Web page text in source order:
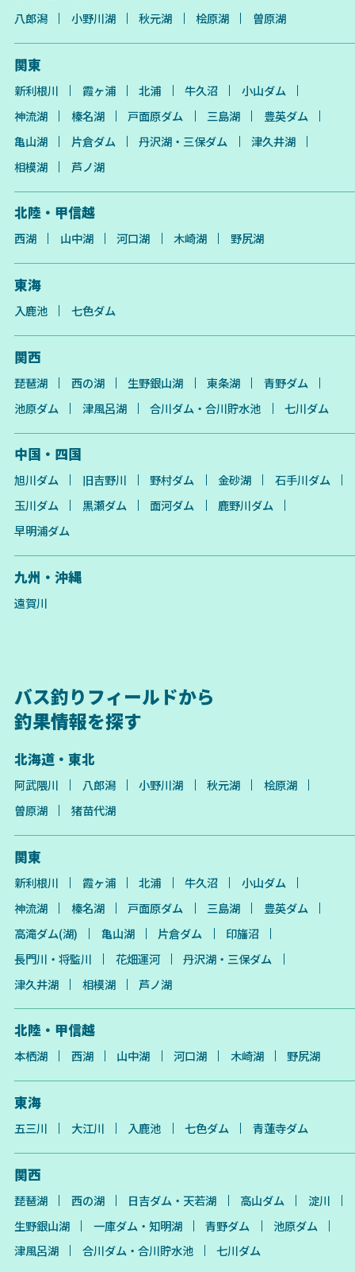
八郎潟 小野川湖 秋元湖 桧原湖 曽原湖
関東
新利根川 霞ヶ浦 北浦 牛久沼
小山ダム
神流湖
榛名湖 戸面原ダム 三島湖
豊英ダム
亀山湖
片倉ダム 丹沢湖・三保ダム
津久井湖
相模湖
芦ノ湖
北陸・甲信越
西湖 山中湖 河口湖 木崎湖 野尻湖
東海
入鹿池 七色ダム
関西
琵琶湖 西の湖 生野銀山湖 東条湖
青野ダム
池原ダム
津風呂湖 合川ダム・合川貯水池 七川ダム
中国・四国
旭川ダム 旧吉野川 野村ダム 金砂湖
石手川ダム
玉川ダム
黒瀬ダム 面河ダム
鹿野川ダム
早明浦ダム
九州・沖縄
遠賀川
バス釣りフィールドから
釣果情報を探す
北海道・東北
阿武隈川 八郎潟 小野川湖 秋元湖
桧原湖
曽原湖
猪苗代湖
関東
新利根川 霞ヶ浦 北浦 牛久沼
小山ダム
神流湖
榛名湖 戸面原ダム 三島湖
豊英ダム
高滝ダム(湖)
亀山湖 片倉ダム
印旛沼
長門川・将監川
花畑運河
丹沢湖・三保ダム
津久井湖
相模湖 芦ノ湖
北陸・甲信越
本栖湖 西湖 山中湖 河口湖 木崎湖 野尻湖
東海
五三川 大江川 入鹿池 七色ダム 青蓮寺ダム
関西
琵琶湖 西の湖 日吉ダム・天若湖 高山ダム
淀川
生野銀山湖
一庫ダム・知明湖 青野ダム
池原ダム
津風呂湖
合川ダム・合川貯水池 七川ダム